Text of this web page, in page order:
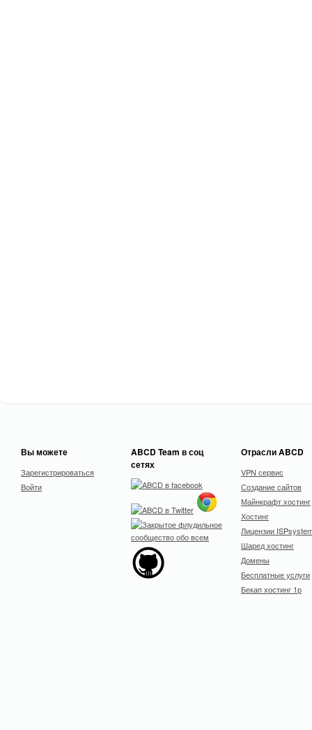
Вы можете
Зарегистрироваться
Войти
ABCD Team в соц
сетях
Отрасли ABCD
VPN сервис
Создание сайтов
Майнкрафт хостинг
Хостинг
Лицензии
Шаред хостинг
Домены
Бесплатные услуги
Бекап хостинг 1р